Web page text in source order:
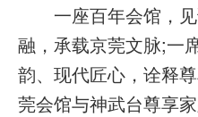
一座百年会馆，见
融，承载京莞文脉;一
韵、现代匠心，诠释
莞会馆与神武台尊享